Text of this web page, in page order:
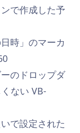
で作成した予
時」のマーカ
のドロップダ
ない VB-
で設定された